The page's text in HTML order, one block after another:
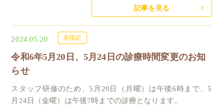
記事を見る
2024.05.20 未指定
令和6年5月20日、5月24日の診療時間変更のお知
らせ
スタッフ研修のため、5月20日（月曜）は午後6時まで、5
月24日（金曜）は午後7時までの診療となります。